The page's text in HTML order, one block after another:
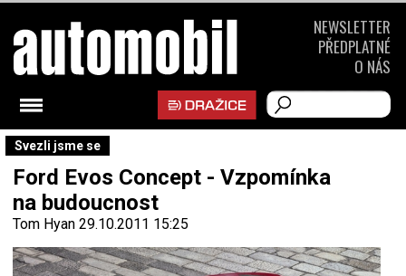
Svezli jsme se
Ford Evos Concept - Vzpomínka
na budoucnost
Tom Hyan 29.10.2011 15:25
NEWSLETTER
PŘEDPLATNÉ
O NÁS